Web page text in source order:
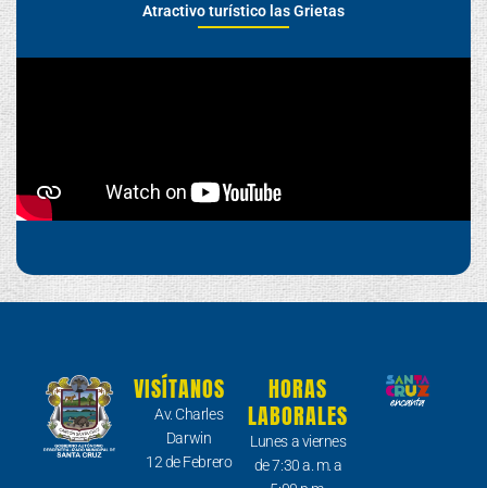
Atractivo turístico las Grietas
VISÍTANOS
Av. Charles
Darwin
12 de Febrero
HORAS
LABORALES
Lunes a viernes
de 7:30 a. m. a